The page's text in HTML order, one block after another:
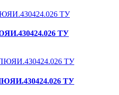
ТУ
ТУ